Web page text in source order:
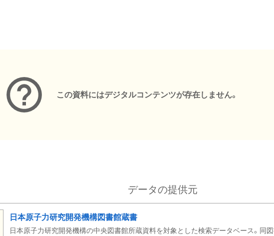
この資料にはデジタルコンテンツが存在しません。
データの提供元
日本原子力研究開発機構図書館蔵書
日本原子力研究開発機構の中央図書館所蔵資料を対象とした検索データベース。同